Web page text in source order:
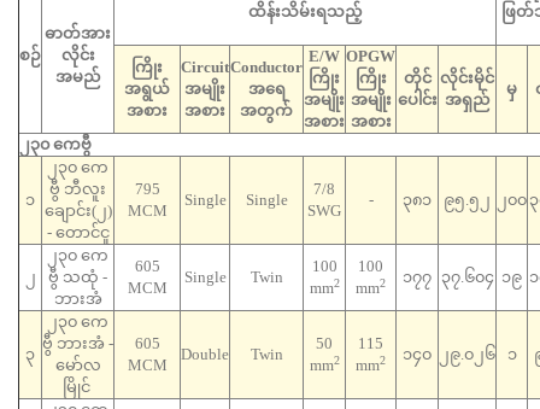
စဉ်
ဓာတ်အား
လိုင်း
အမည်
ထိန်းသိမ်းရသည့်
ဖြ
ကြိုး
အရွယ်
အစား
Circuit
အမျိုး
အစား
Conductor
အရေ
အတွက်
E/W
ကြိုး
အမျိုး
အစား
OPGW
ကြိုး
အမျိုး
အစား
တိုင်
ပေါင်း
လိုင်းမိုင်
အရှည်
မှ
၂၃၀ ကေဗွီ
၁
၂၃၀ ကေ
ဗွီ ဘီလူး
ချောင်း(၂)
- တောင်ငူ
795
MCM
Single Single
7/8
SWG
- ၃၈၁ ၉၅.၅၂ ၂၀၀
၂
၂၃၀ ကေ
ဗွီ သထုံ -
ဘားအံ
605
MCM
Single Twin
100
mm2
100
mm2 ၁၇၇ ၃၇.၆၀၄ ၁၉
၃
၂၃၀ ကေ
ဗွီ ဘားအံ -
မော်လ
မြိုင်
605
MCM
Double Twin
50
mm2
115
mm2 ၁၄၀ ၂၉.၀၂၆ ၁